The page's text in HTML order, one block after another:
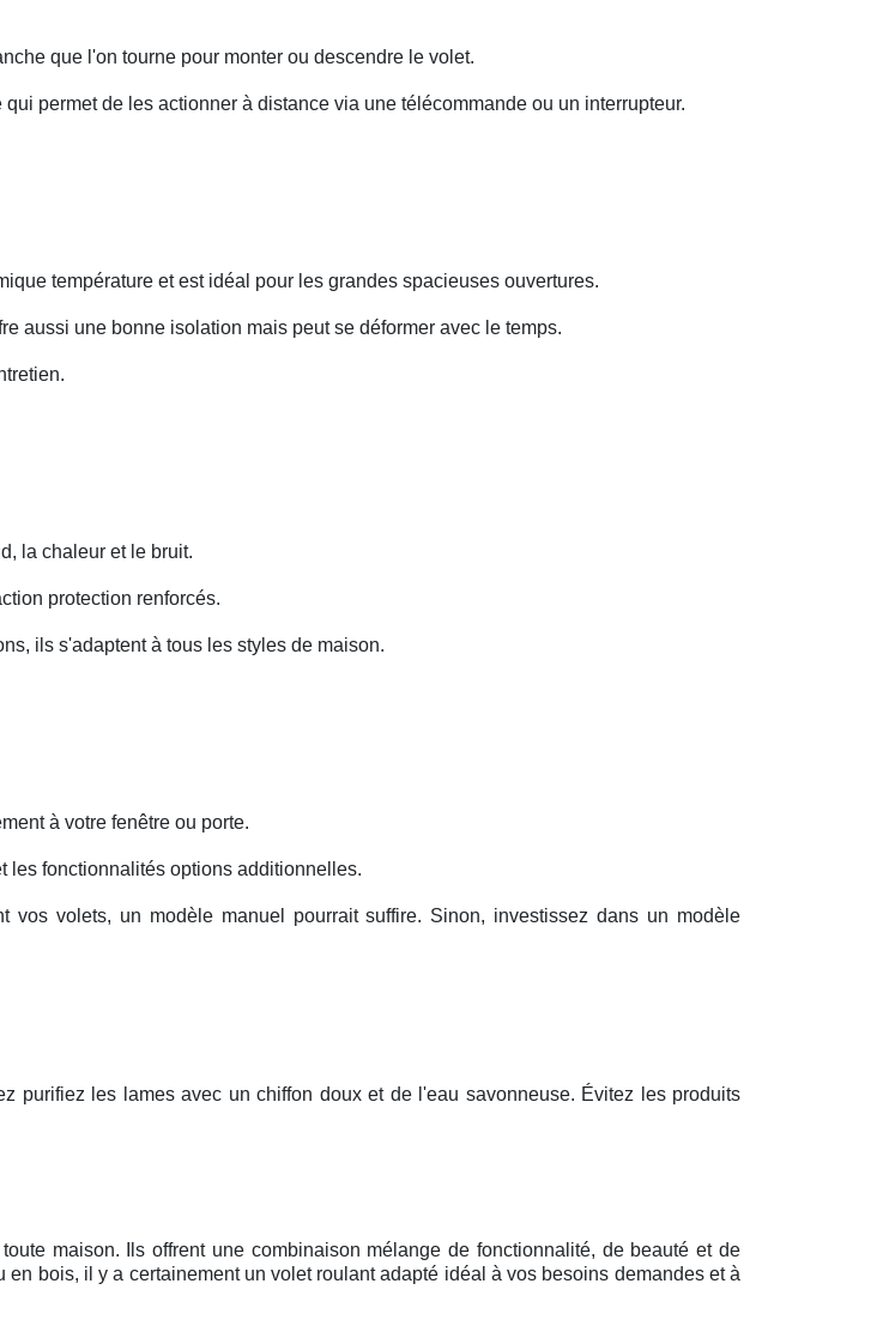
que l'on tourne pour monter ou descendre le volet.
permet de les actionner à distance via une télécommande ou un interrupteur.
température et est idéal pour les grandes spacieuses ouvertures.
aussi une bonne isolation mais peut se déformer avec le temps.
la chaleur et le bruit.
protection renforcés.
ils s'adaptent à tous les styles de maison.
à votre fenêtre ou porte.
les fonctionnalités options additionnelles.
vos volets, un modèle manuel pourrait suffire. Sinon, investissez dans un modèle
purifiez les lames avec un chiffon doux et de l'eau savonneuse. Évitez les produits
maison. Ils offrent une combinaison mélange de fonctionnalité, de beauté et de
bois, il y a certainement un volet roulant adapté idéal à vos besoins demandes et à